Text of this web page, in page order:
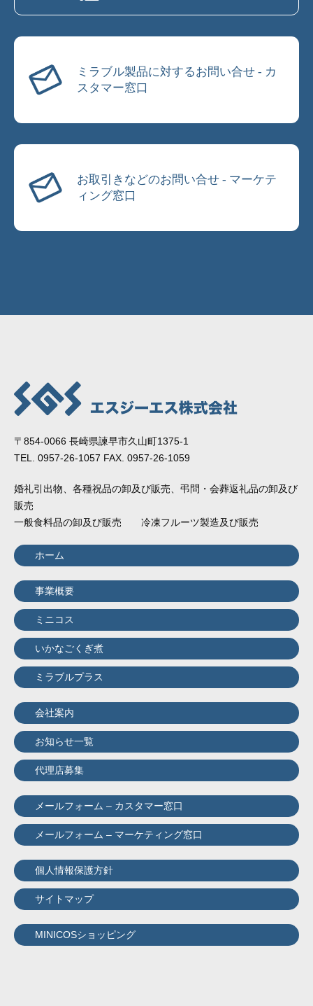
ミラブル製品に対するお問い合せ - カ
スタマー窓口
お取引きなどのお問い合せ - マーケテ
ィング窓口
〒854-0066 長崎県諫早市久山町1375-1
TEL. 0957-26-1057 FAX. 0957-26-1059
婚礼引出物、各種祝品の卸及び販売、弔問・会葬返礼品の卸及び
販売
一般食料品の卸及び販売 冷凍フルーツ製造及び販売
ホーム
事業概要
ミニコス
いかなごくぎ煮
ミラブルプラス
会社案内
お知らせ一覧
代理店募集
メールフォーム – カスタマー窓口
メールフォーム – マーケティング窓口
個人情報保護方針
サイトマップ
MINICOSショッピング